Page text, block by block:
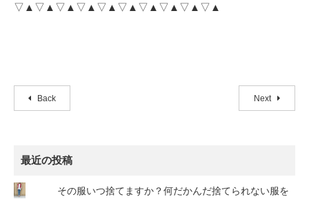
▽▲▽▲▽▲▽▲▽▲▽▲▽▲▽▲▽▲▽▲
Back Next
最近の投稿
その服いつ捨てますか？何だかんだ捨てられない服を